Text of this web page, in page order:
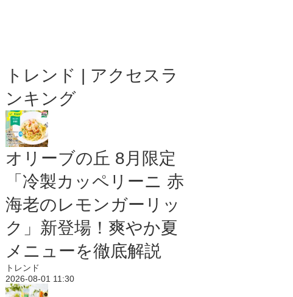
トレンド | アクセスラ
ンキング
オリーブの丘 8月限定
「冷製カッペリーニ 赤
海老のレモンガーリッ
ク」新登場！爽やか夏
メニューを徹底解説
トレンド
2026-08-01 11:30